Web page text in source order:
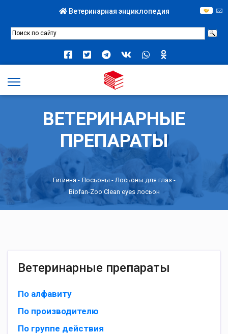
Ветеринарная энциклопедия
ВЕТЕРИНАРНЫЕ
ПРЕПАРАТЫ
Гигиена - Лосьоны - Лосьоны для глаз -
Biofan-Zoo Clean eyes лосьон
Ветеринарные препараты
По алфавиту
По производителю
По группе действия